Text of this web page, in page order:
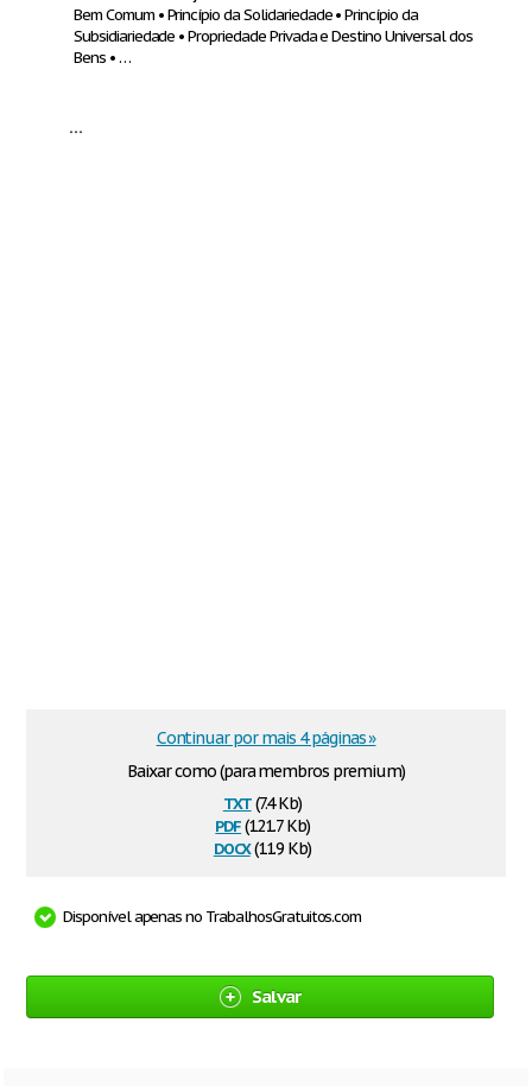
Bem Comum • Princípio da Solidariedade • Princípio da
Subsidiariedade • Propriedade Privada e Destino Universal dos
Bens • …
...
Baixar como (para membros premium)
txt(7.4 Kb)
pdf(121.7 Kb)
docx(11.9 Kb)
Continuar por mais 4 páginas »
Disponível apenas no TrabalhosGratuitos.com
Salvar